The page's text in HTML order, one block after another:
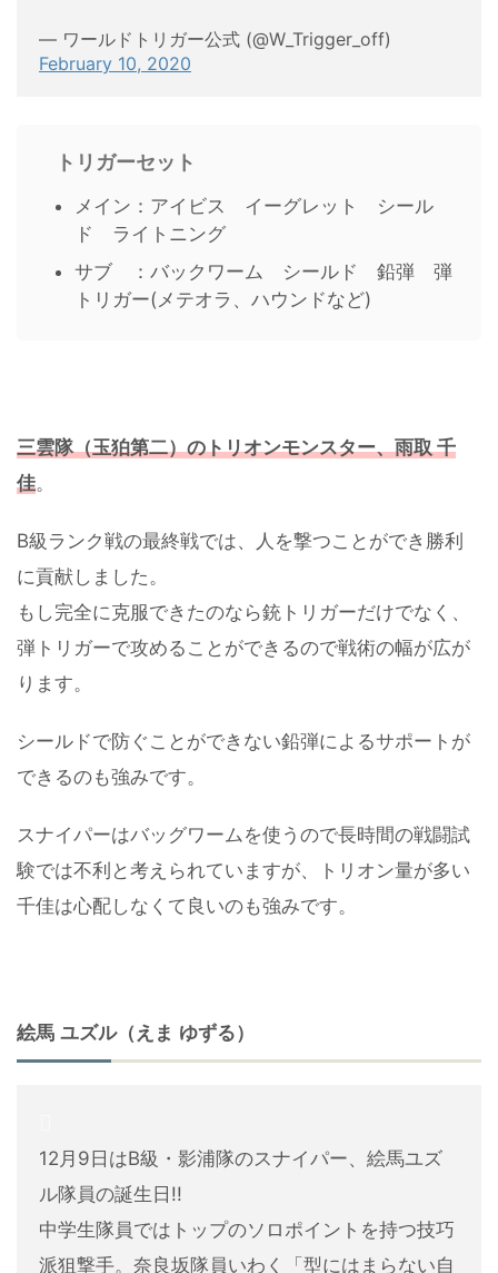
— ワールドトリガー公式 (@W_Trigger_off)
February 10, 2020
トリガーセット
メイン：アイビス イーグレット シール
ド ライトニング
サブ ：バックワーム シールド 鉛弾 弾
トリガー(メテオラ、ハウンドなど)
三雲隊（玉狛第二）のトリオンモンスター、雨取 千
佳。
B級ランク戦の最終戦では、人を撃つことができ勝利
に貢献しました。
もし完全に克服できたのなら銃トリガーだけでなく、
弾トリガーで攻めることができるので戦術の幅が広が
ります。
シールドで防ぐことができない鉛弾によるサポートが
できるのも強みです。
スナイパーはバッグワームを使うので長時間の戦闘試
験では不利と考えられていますが、トリオン量が多い
千佳は心配しなくて良いのも強みです。
絵馬 ユズル（えま ゆずる）
12月9日はB級・影浦隊のスナイパー、絵馬ユズ
ル隊員の誕生日!!
中学生隊員ではトップのソロポイントを持つ技巧
派狙撃手。奈良坂隊員いわく「型にはまらない自